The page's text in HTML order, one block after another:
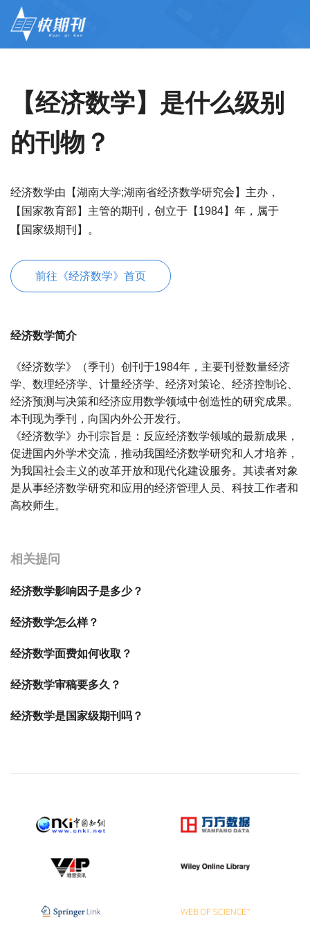
【经济数学】是什么级别
的刊物？
经济数学由【湖南大学;湖南省经济数学研究会】主办，
【国家教育部】主管的期刊，创立于【1984】年，属于
【国家级期刊】。
前往《经济数学》首页
经济数学简介
《经济数学》（季刊）创刊于1984年，主要刊登数量经济
学、数理经济学、计量经济学、经济对策论、经济控制论、
经济预测与决策和经济应用数学领域中创造性的研究成果。
本刊现为季刊，向国内外公开发行。
《经济数学》办刊宗旨是：反应经济数学领域的最新成果，
促进国内外学术交流，推动我国经济数学研究和人才培养，
为我国社会主义的改革开放和现代化建设服务。其读者对象
是从事经济数学研究和应用的经济管理人员、科技工作者和
高校师生。
相关提问
经济数学影响因子是多少？
经济数学怎么样？
经济数学面费如何收取？
经济数学审稿要多久？
经济数学是国家级期刊吗？